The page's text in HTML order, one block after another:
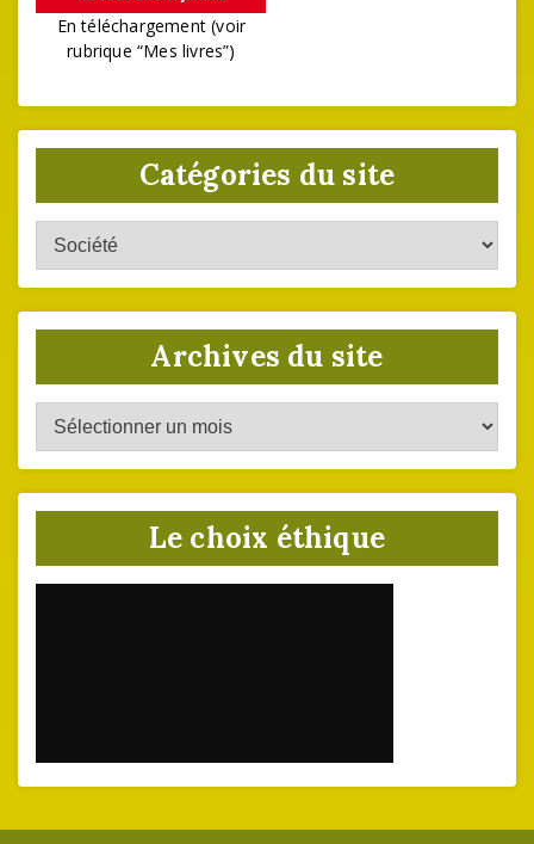
En téléchargement (voir
rubrique “Mes livres”)
Catégories du site
Catégories
du
site
Archives du site
Archives
du
site
Le choix éthique